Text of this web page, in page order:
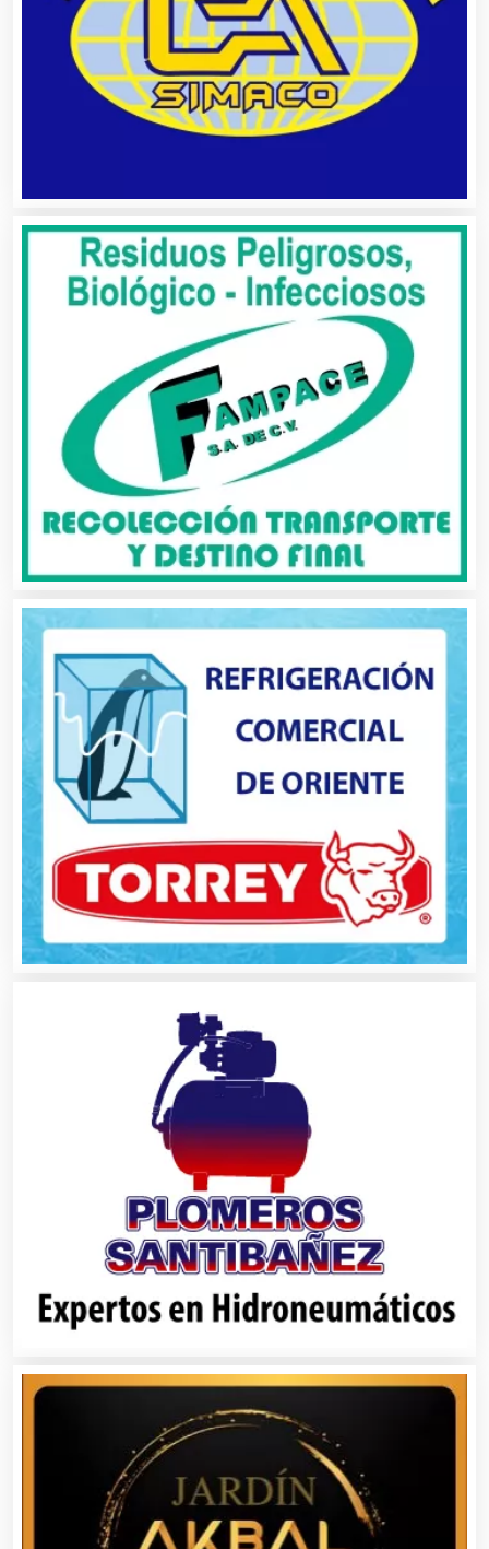
Asesoría Fiscal
Asilos
Asociaciones Empresariales
Audio, Sonido e Iluminación
Audios para Eventos
Autobuses
Automatización
Autopartes Eléctricas
Avaluos
Balnearios
Bancos
Banquetes
Bares y Cantinas
Basculas
Belleza
Bordados y Estampados
Boutiques
Buceo
Cafeterías